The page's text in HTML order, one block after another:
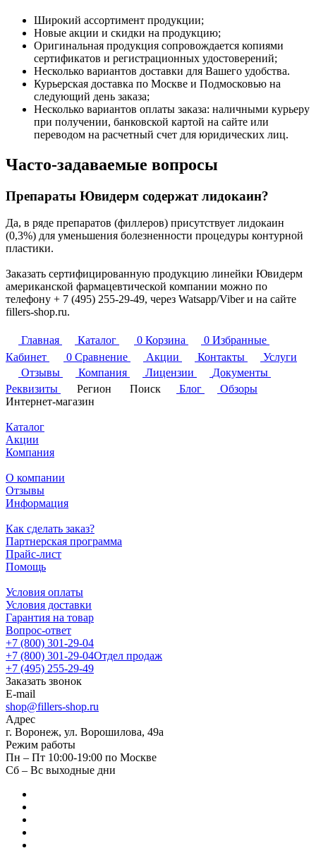
Широкий ассортимент продукции;
Новые акции и скидки на продукцию;
Оригинальная продукция сопровождается копиями
сертификатов и регистрационных удостоверений;
Несколько вариантов доставки для Вашего удобства.
Курьерская доставка по Москве и Подмосковью на
следующий день заказа;
Несколько вариантов оплаты заказа: наличными курьеру
при получении, банковской картой на сайте или
переводом на расчетный счет для юридических лиц.
Часто-задаваемые вопросы
Препараты Ювидерм содержат лидокаин?
Да, в ряде препаратов (филлеров) присутствует лидокаин
(0,3%) для уменьшения болезненности процедуры контурной
пластики.
Заказать сертифицированную продукцию линейки Ювидерм
американской фармацевтической компании можно по
телефону + 7 (495) 255-29-49, через Watsapp/Viber и на сайте
fillers-shop.ru.
Главная Каталог 0 Корзина 0 Избранные
Кабинет
0 Сравнение Акции Контакты
Услуги
Отзывы
Компания Лицензии
Документы
Реквизиты
Регион Поиск Блог
Обзоры
Интернет-магазин
Каталог
Акции
Компания
О компании
Отзывы
Информация
Как сделать заказ?
Партнерская программа
Прайс-лист
Помощь
Условия оплаты
Условия доставки
Гарантия на товар
Вопрос-ответ
+7 (800) 301-29-04
+7 (800) 301-29-04Отдел продаж
+7 (495) 255-29-49
Заказать звонок
E-mail
shop@fillers-shop.ru
Адрес
г. Воронеж, ул. Ворошилова, 49а
Режим работы
Пн – Пт 10:00-19:00 по Москве
Сб – Вс выходные дни